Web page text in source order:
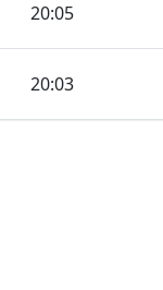
20:05
20:03